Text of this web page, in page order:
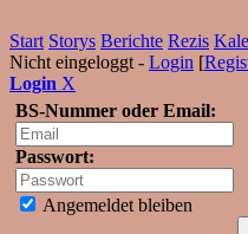
Start Storys Berichte Rezis
Nicht eingeloggt - Login [
Login X
BS-Nummer oder Email:
Passwort:
Angemeldet bleiben